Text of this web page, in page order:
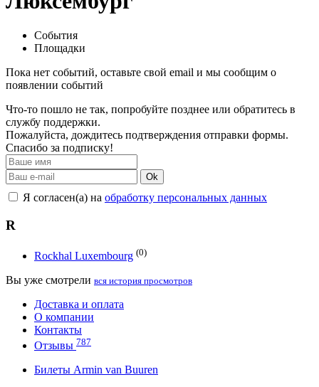
События
Площадки
Пока нет событий, оставьте свой email и мы сообщим о
появлении событий
Что-то пошло не так, попробуйте позднее или обратитесь в
службу поддержки.
Пожалуйста, дождитесь подтверждения отправки формы.
Спасибо за подписку!
Ok
Я согласен(а) на обработку персональных данных
R
Rockhal Luxembourg (0)
Вы уже смотрели вся история просмотров
Доставка и оплата
О компании
Контакты
Отзывы 787
Билеты Armin van Buuren